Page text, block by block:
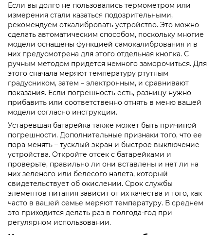
Если вы долго не пользовались термометром или
измерения стали казаться подозрительными,
рекомендуем откалибровать устройство. Это можно
сделать автоматическим способом, поскольку многие
модели оснащены функцией самокалибрования и в
них предусмотрена для этого отдельная кнопка. С
ручным методом придется немного заморочиться. Для
этого сначала меряют температуру ртутным
градусником, затем – электронным, и сравнивают
показания. Если погрешность есть, разницу нужно
прибавить или соответственно отнять в меню вашей
модели согласно инструкции.
Устаревшая батарейка также может быть причиной
погрешности. Дополнительные признаки того, что ее
пора менять – тусклый экран и быстрое выключение
устройства. Откройте отсек с батарейками и
проверьте, правильно ли они вставлены и нет ли на
них зеленого или белесого налета, который
свидетельствует об окислении. Срок службы
элементов питания зависит от их качества и того, как
часто в вашей семье меряют температуру. В среднем
это приходится делать раз в полгода-год при
регулярном использовании.